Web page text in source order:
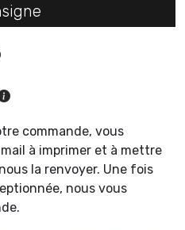
commande, vous
à imprimer et à mettre
la renvoyer. Une fois
nous vous